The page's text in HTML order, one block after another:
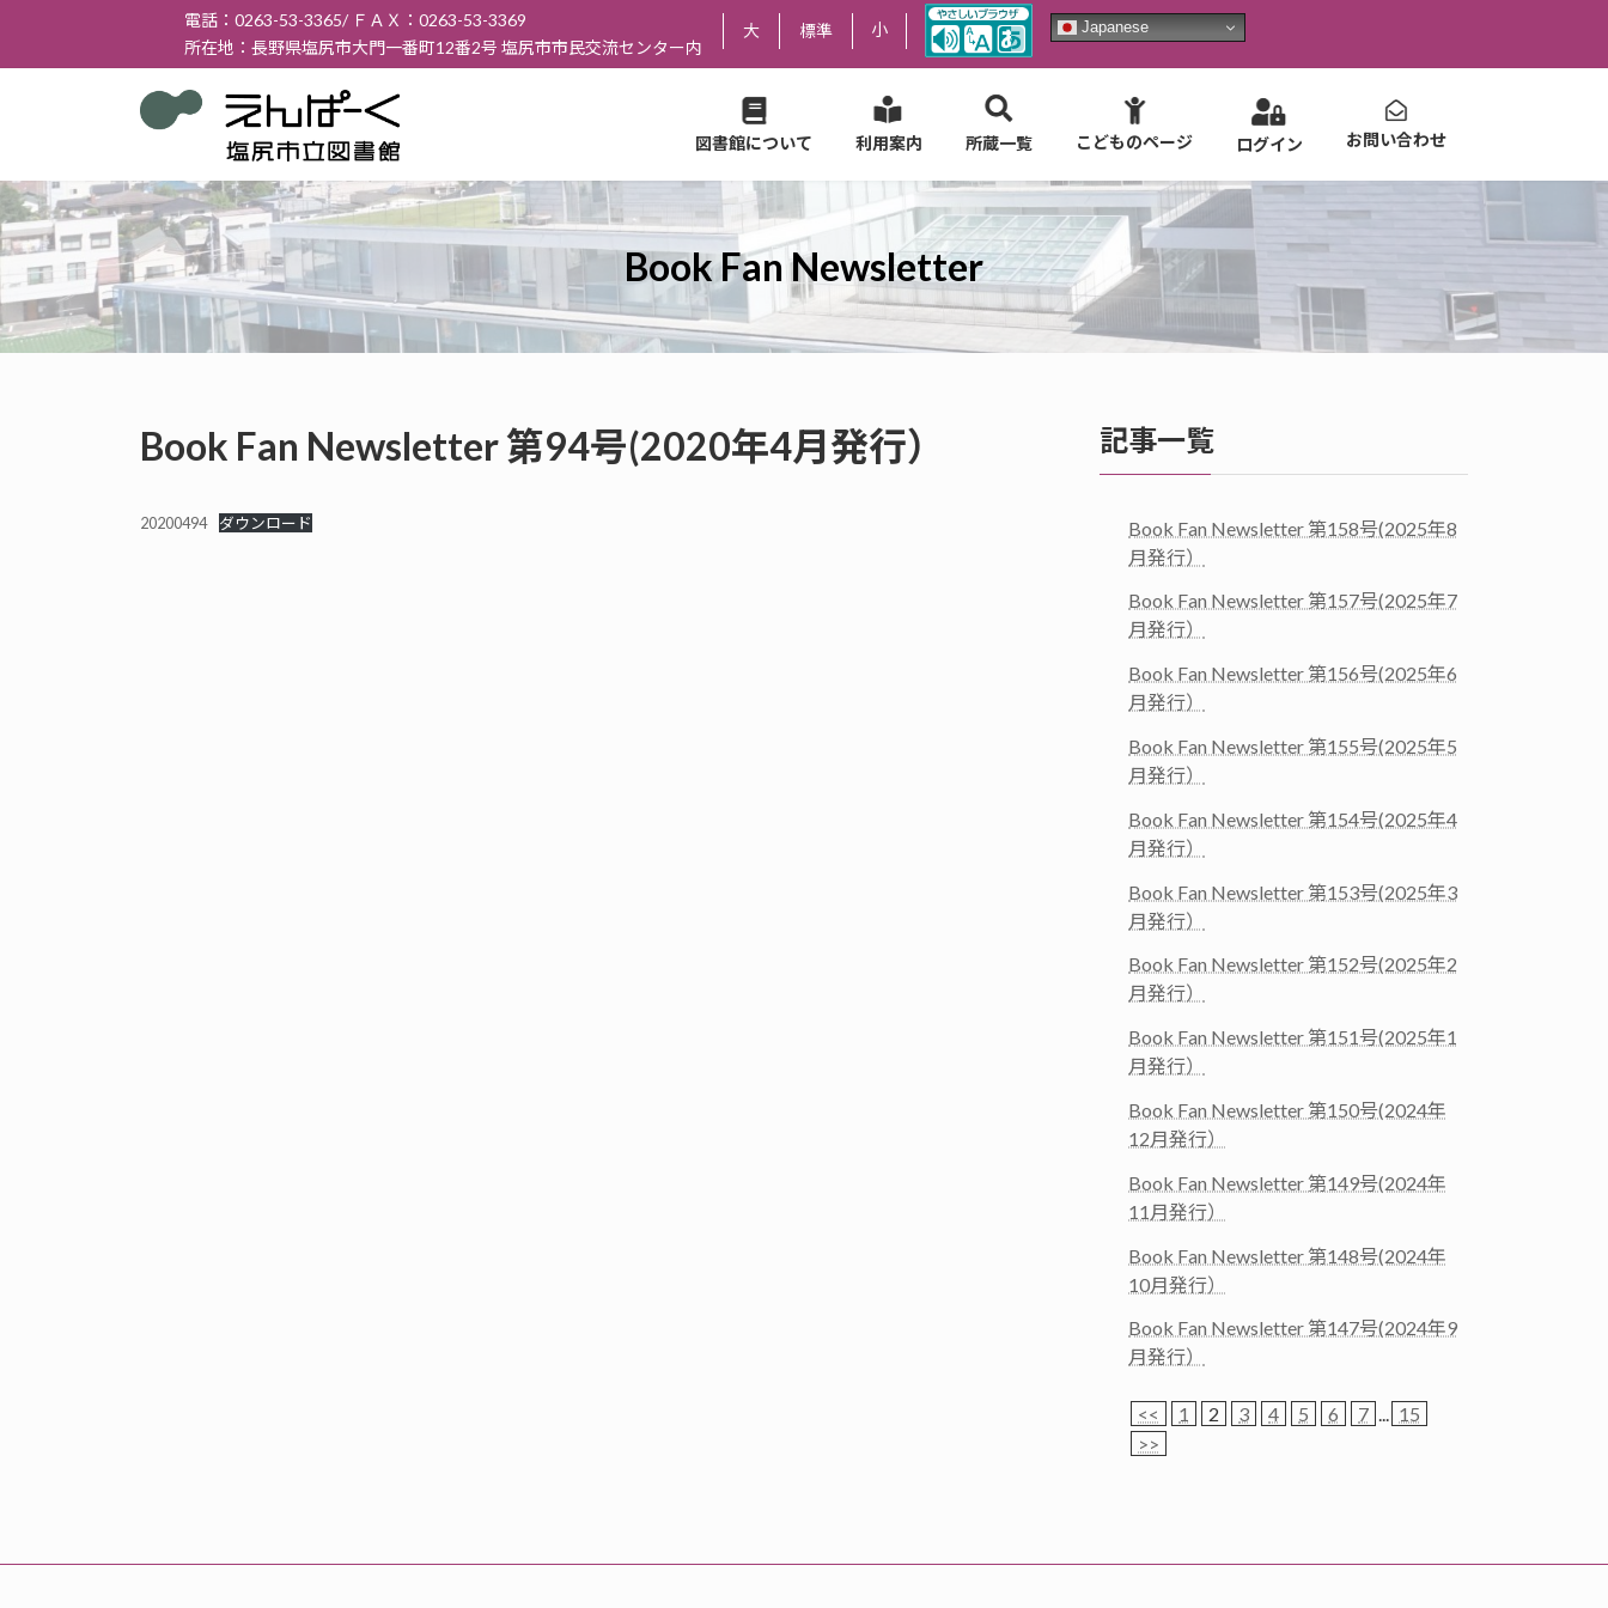
テ
ス
キ
ッ
ゲ
ン
に
移
電話：0263-53-3365/ ＦＡＸ：0263-53-3369
所在地：長野県塩尻市大門一番町12番2号 塩尻市市民交流センター内
大 標準 小 Japanese
図書館について 利用案内 所蔵一覧 こどものページ ログイン お問い合わせ
Book Fan Newsletter
Book Fan Newsletter 第94号(2020年4月発行）
20200494 ダウンロード
記事一覧
Book Fan Newsletter 第158号(2025年8
月発行）
Book Fan Newsletter 第157号(2025年7
月発行）
Book Fan Newsletter 第156号(2025年6
月発行）
Book Fan Newsletter 第155号(2025年5
月発行）
Book Fan Newsletter 第154号(2025年4
月発行）
Book Fan Newsletter 第153号(2025年3
月発行）
Book Fan Newsletter 第152号(2025年2
月発行）
Book Fan Newsletter 第151号(2025年1
月発行）
Book Fan Newsletter 第150号(2024年
12月発行）
Book Fan Newsletter 第149号(2024年
11月発行）
Book Fan Newsletter 第148号(2024年
10月発行）
Book Fan Newsletter 第147号(2024年9
月発行）
<< 1 2 3 4 5 6 7 ... 15
>>